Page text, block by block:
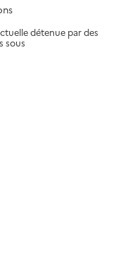
détenue par des
sous